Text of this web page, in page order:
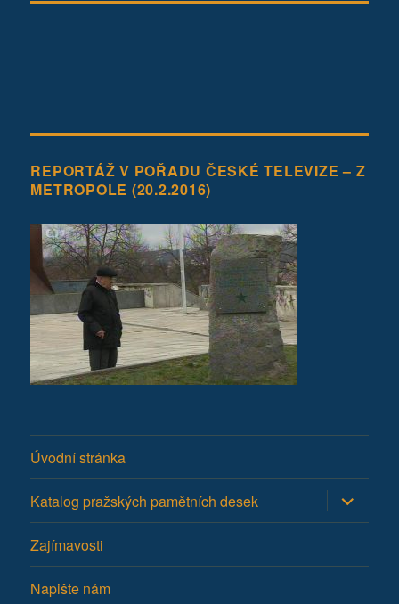
REPORTÁŽ V POŘADU ČESKÉ TELEVIZE – Z
METROPOLE (20.2.2016)
Úvodní stránka
Katalog pražských pamětních desek Zobrazit
položky
Zajímavosti
Napište nám